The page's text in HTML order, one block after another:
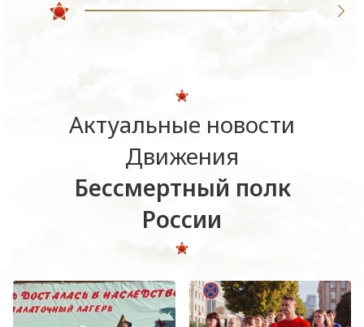
Актуальные новости
Движения
Бессмертный полк
России